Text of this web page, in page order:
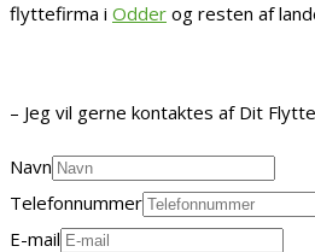
flyttefirma i Odder og resten af
– Jeg vil gerne kontaktes af Dit
Navn
Telefonnummer
E-mail